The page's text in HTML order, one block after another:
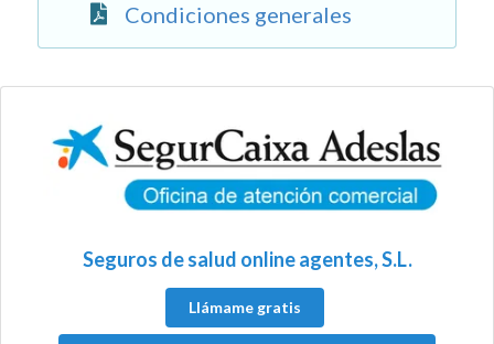
Condiciones generales
Seguros de salud online agentes, S.L.
Llámame gratis